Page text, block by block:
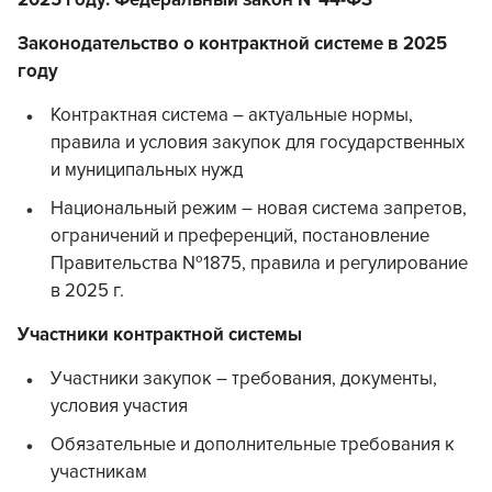
Законодательство о контрактной системе в 2025
году
Контрактная система – актуальные нормы,
правила и условия закупок для государственных
и муниципальных нужд
Национальный режим – новая система запретов,
ограничений и преференций, постановление
Правительства №1875, правила и регулирование
в 2025 г.
Участники контрактной системы
Участники закупок – требования, документы,
условия участия
Обязательные и дополнительные требования к
участникам